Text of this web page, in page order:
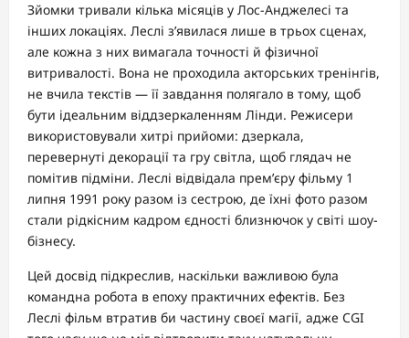
Зйомки тривали кілька місяців у Лос-Анджелесі та
інших локаціях. Леслі з’явилася лише в трьох сценах,
але кожна з них вимагала точності й фізичної
витривалості. Вона не проходила акторських тренінгів,
не вчила текстів — її завдання полягало в тому, щоб
бути ідеальним віддзеркаленням Лінди. Режисери
використовували хитрі прийоми: дзеркала,
перевернуті декорації та гру світла, щоб глядач не
помітив підміни. Леслі відвідала прем’єру фільму 1
липня 1991 року разом із сестрою, де їхні фото разом
стали рідкісним кадром єдності близнючок у світі шоу-
бізнесу.
Цей досвід підкреслив, наскільки важливою була
командна робота в епоху практичних ефектів. Без
Леслі фільм втратив би частину своєї магії, адже CGI